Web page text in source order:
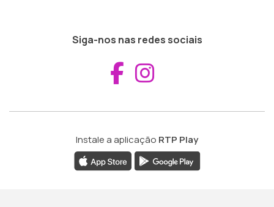
Siga-nos nas redes sociais
Aceder ao
Instale a aplicação RTP Play